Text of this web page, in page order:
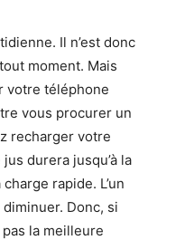
Il n’est donc
moment. Mais
votre téléphone
vous procurer un
recharger votre
durera jusqu’à la
rapide. L’un
Donc, si
la meilleure